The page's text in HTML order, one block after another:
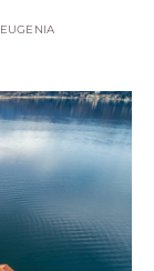
EUGENIA